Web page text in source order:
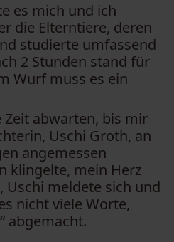
es mich und ich
die Elterntiere, deren
studierte umfassend
2 Stunden stand für
Wurf muss es ein
abwarten, bis mir
Uschi Groth, an
angemessen
klingelte, mein Herz
Uschi meldete sich und
nicht viele Worte,
abgemacht.